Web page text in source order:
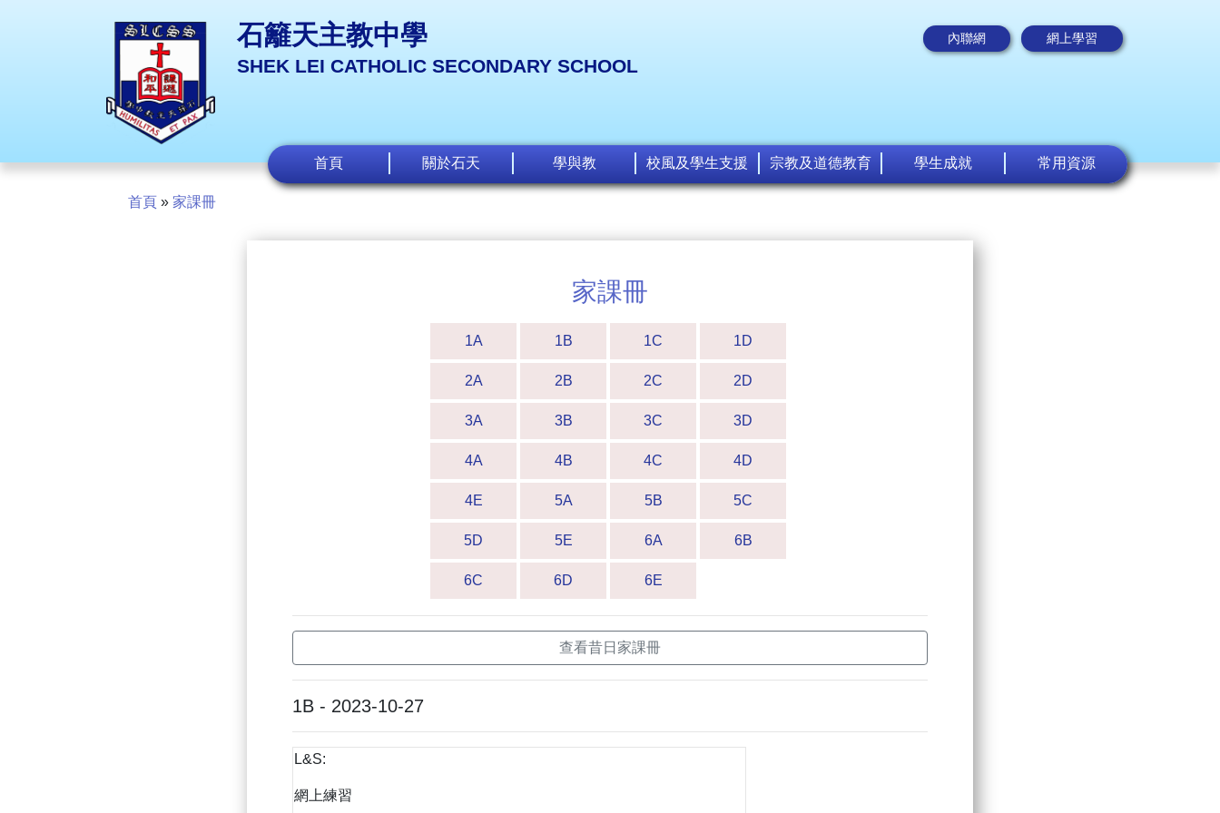
石籬天主教中學
SHEK LEI CATHOLIC SECONDARY SCHOOL
內聯網 網上學習
首頁 關於石天 學與教 校風及學生支援 宗教及道德教育 學生成就 常用資源
首頁 » 家課冊
家課冊
1A 1B 1C 1D
2A 2B 2C 2D
3A 3B 3C 3D
4A 4B 4C 4D
4E 5A 5B 5C
5D 5E 6A 6B
6C 6D 6E
查看昔日家課冊
1B - 2023-10-27
L&S:
網上練習